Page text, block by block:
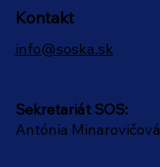
Kontakt
info@soska.sk
Sekretariát SOS:
Antónia Minarovičová